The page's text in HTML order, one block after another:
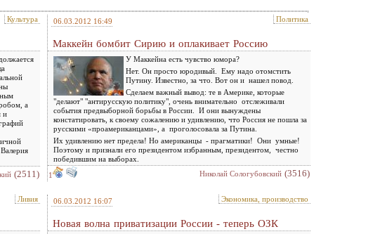
Культура
а
и
(2511)
06.03.2012 16:49 Политика
Маккейн бомбит Сирию и оплакивает Россию
У Маккейна есть чувство юмора?
Нет. Он просто юродивый. Ему надо отомстить
Путину. Известно, за что. Вот он и нашел повод.
Сделаем важный вывод: те в Америке, которые
"делают" "антирусскую политику", очень внимательно отслеживали
события предвыборной борьбы в России. И они вынуждены
констатировать, к своему сожалению и удивлению, что Россия не пошла за
русскими «проамериканцами», а проголосовала за Путина.
Их удивлению нет предела! Но американцы - прагматики! Они умные!
Поэтому и признали его президентом избранным, президентом, честно
победившим на выборах.
1
Николай Сологубовский (3516)
Ливия 06.03.2012 16:07 Экономика, производство
Новая волна приватизации России - теперь ОЗК